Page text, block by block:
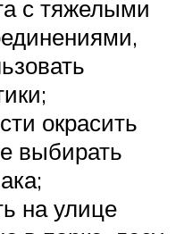
с тяжелыми
окрасить
выбирать
на улице